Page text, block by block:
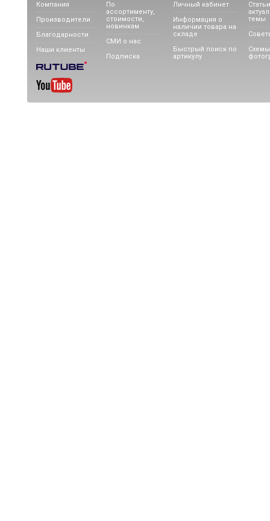
Компания
Производители
Благодарности
Наши клиенты
По
ассортименту,
стоимости,
новинкам
СМИ о нас
Подписка
Личный кабинет
Информация о
наличии товара на
складе
Быстрый поиск по
артикулу
темы